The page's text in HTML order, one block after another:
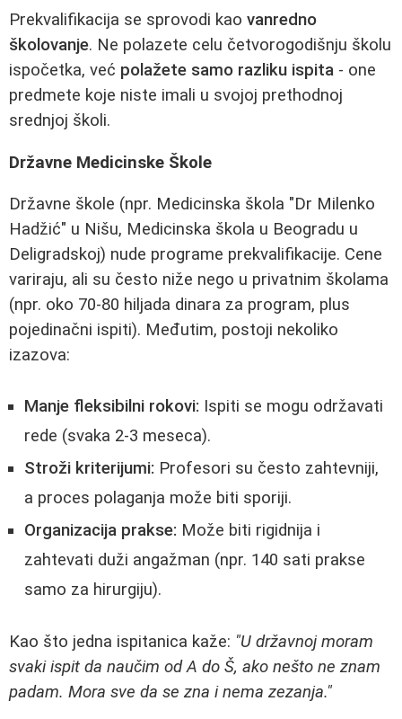
Prekvalifikacija se sprovodi kao vanredno
školovanje. Ne polazete celu četvorogodišnju školu
ispočetka, već polažete samo razliku ispita - one
predmete koje niste imali u svojoj prethodnoj
srednjoj školi.
Državne Medicinske Škole
Državne škole (npr. Medicinska škola "Dr Milenko
Hadžić" u Nišu, Medicinska škola u Beogradu u
Deligradskoj) nude programe prekvalifikacije. Cene
variraju, ali su često niže nego u privatnim školama
(npr. oko 70-80 hiljada dinara za program, plus
pojedinačni ispiti). Međutim, postoji nekoliko
izazova:
Manje fleksibilni rokovi: Ispiti se mogu održavati
rede (svaka 2-3 meseca).
Stroži kriterijumi: Profesori su često zahtevniji,
a proces polaganja može biti sporiji.
Organizacija prakse: Može biti rigidnija i
zahtevati duži angažman (npr. 140 sati prakse
samo za hirurgiju).
Kao što jedna ispitanica kaže: "U državnoj moram
svaki ispit da naučim od A do Š, ako nešto ne znam
padam. Mora sve da se zna i nema zezanja."